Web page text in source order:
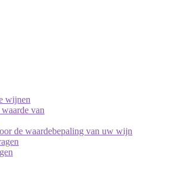
wijnen
van
de waardebepaling van uw wijn